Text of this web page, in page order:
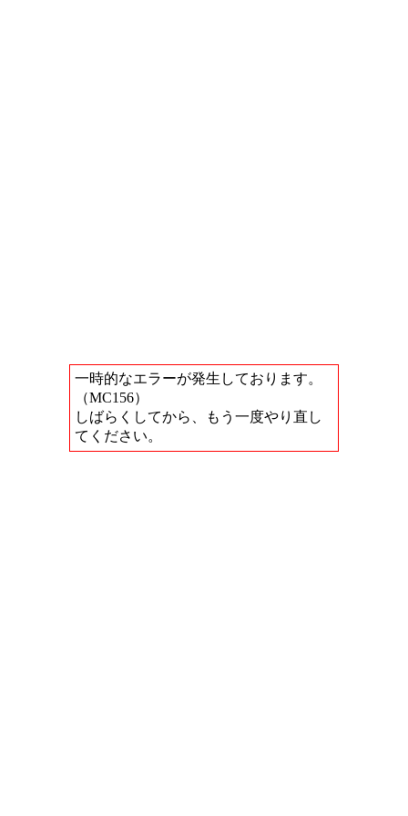
一時的なエラーが発生しております。
（MC156）
しばらくしてから、もう一度やり直し
てください。